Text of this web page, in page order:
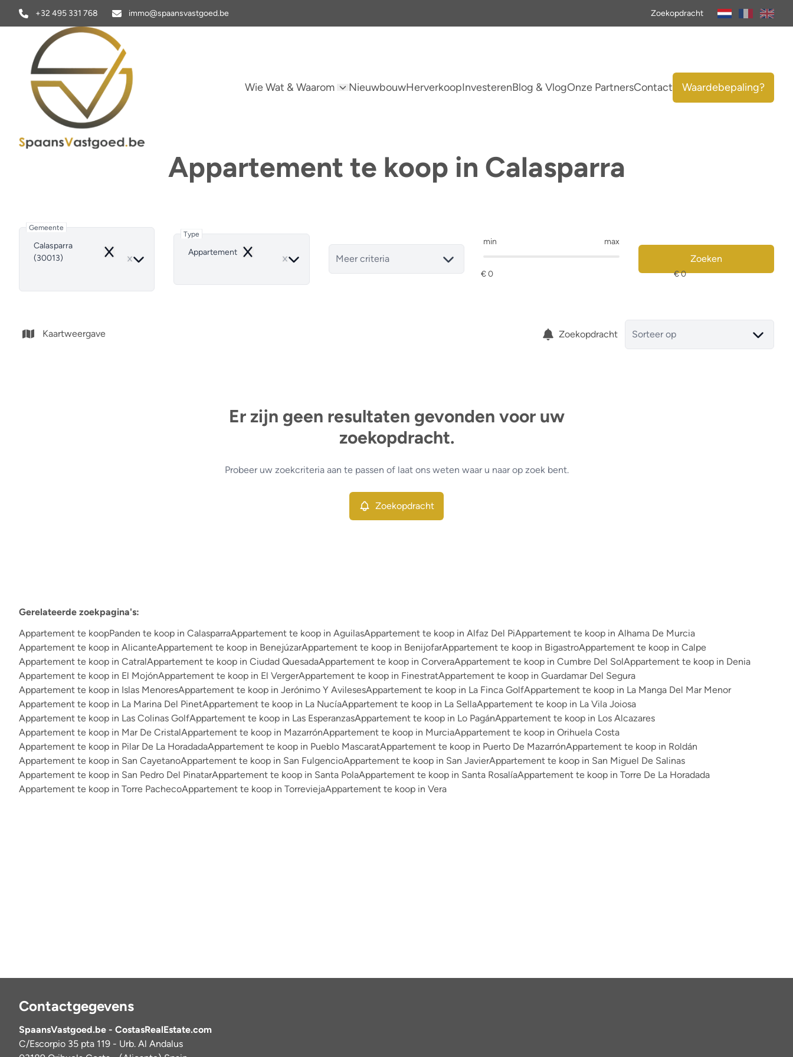
Ga naar hoofdinhoud
+32 495 331 768 immo@spaansvastgoed.be Zoekopdracht
Wie Wat & Waarom NieuwbouwHerverkoopInvesterenBlog & VlogOnze PartnersContact Waardebepaling?
Appartement te koop in Calasparra
Gemeente
Calasparra
(30013)
Remove
Type
Appartement
Remove Meer criteria
min max
Zoeken
Kaartweergave Zoekopdracht Sorteer op
Er zijn geen resultaten gevonden voor uw
zoekopdracht.
Probeer uw zoekcriteria aan te passen of laat ons weten waar u naar op zoek bent.
Zoekopdracht
Gerelateerde zoekpagina's:
Appartement te koopPanden te koop in CalasparraAppartement te koop in AguilasAppartement te koop in Alfaz Del PiAppartement te koop in Alhama De Murcia
Appartement te koop in AlicanteAppartement te koop in BenejúzarAppartement te koop in BenijofarAppartement te koop in BigastroAppartement te koop in Calpe
Appartement te koop in CatralAppartement te koop in Ciudad QuesadaAppartement te koop in CorveraAppartement te koop in Cumbre Del SolAppartement te koop in Denia
Appartement te koop in El MojónAppartement te koop in El VergerAppartement te koop in FinestratAppartement te koop in Guardamar Del Segura
Appartement te koop in Islas MenoresAppartement te koop in Jerónimo Y AvilesesAppartement te koop in La Finca GolfAppartement te koop in La Manga Del Mar Menor
Appartement te koop in La Marina Del PinetAppartement te koop in La NucíaAppartement te koop in La SellaAppartement te koop in La Vila Joiosa
Appartement te koop in Las Colinas GolfAppartement te koop in Las EsperanzasAppartement te koop in Lo PagánAppartement te koop in Los Alcazares
Appartement te koop in Mar De CristalAppartement te koop in MazarrónAppartement te koop in MurciaAppartement te koop in Orihuela Costa
Appartement te koop in Pilar De La HoradadaAppartement te koop in Pueblo MascaratAppartement te koop in Puerto De MazarrónAppartement te koop in Roldán
Appartement te koop in San CayetanoAppartement te koop in San FulgencioAppartement te koop in San JavierAppartement te koop in San Miguel De Salinas
Appartement te koop in San Pedro Del PinatarAppartement te koop in Santa PolaAppartement te koop in Santa RosalíaAppartement te koop in Torre De La Horadada
Appartement te koop in Torre PachecoAppartement te koop in TorreviejaAppartement te koop in Vera
Contactgegevens
SpaansVastgoed.be - CostasRealEstate.com
C/Escorpio 35 pta 119 - Urb. Al Andalus